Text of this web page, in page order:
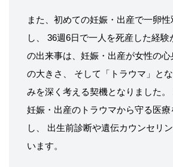
また、初めての妊娠・出産で一卵
し、 36週6日で一人を死産した経験
の出来事は、妊娠・出産が女性の
の大きさ、 そして「トラウマ」と
みを深く考える契機となりました
妊娠・出産のトラウマから守る医療
し、 出生前診断や遺伝カウンセリ
います。